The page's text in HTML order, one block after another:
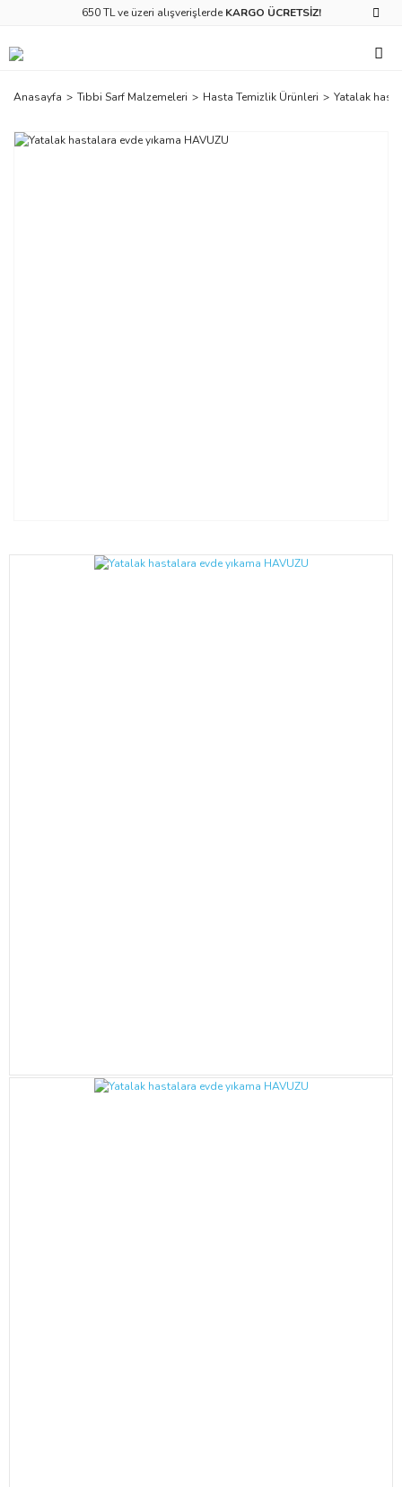
650 TL ve üzeri alışverişlerde KARGO ÜCRETSİZ!
Anasayfa Tıbbi Sarf Malzemeleri Hasta Temizlik Ürünleri Yatalak